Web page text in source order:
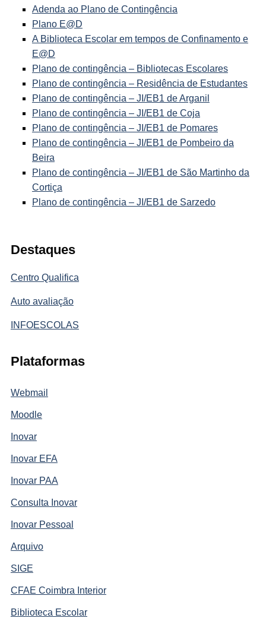
Destaques
Centro Qualifica
Auto avaliação
INFOESCOLAS
Plataformas
Webmail
Moodle
Inovar
Inovar EFA
Inovar PAA
Consulta Inovar
Inovar Pessoal
Arquivo
SIGE
CFAE Coimbra Interior
Biblioteca Escolar
Adenda ao Plano de Contingência
Plano E@D
A Biblioteca Escolar em tempos de Confinamento e
E@D
Plano de contingência – Bibliotecas Escolares
Plano de contingência – Residência de Estudantes
Plano de contingência – JI/EB1 de Arganil
Plano de contingência – JI/EB1 de Coja
Plano de contingência – JI/EB1 de Pomares
Plano de contingência – JI/EB1 de Pombeiro da
Beira
Plano de contingência – JI/EB1 de São Martinho da
Cortiça
Plano de contingência – JI/EB1 de Sarzedo